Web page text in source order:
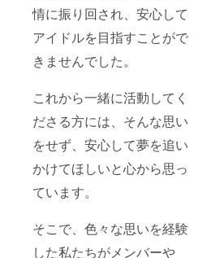
情に振り回され、安心して
アイドルを目指すことがで
きませんでした。
これから一緒に活動してく
ださる方には、そんな思い
をせず、安心して夢を追い
かけてほしいと心から思っ
ています。
そこで、色々な思いを経験
した私たちがメンバーや